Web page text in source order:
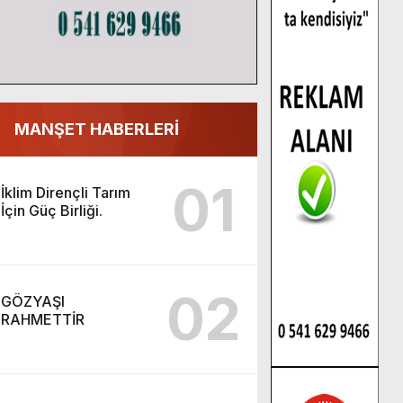
MANŞET HABERLERİ
İklim Dirençli Tarım
İçin Güç Birliği.
01
GÖZYAŞI
RAHMETTİR
02